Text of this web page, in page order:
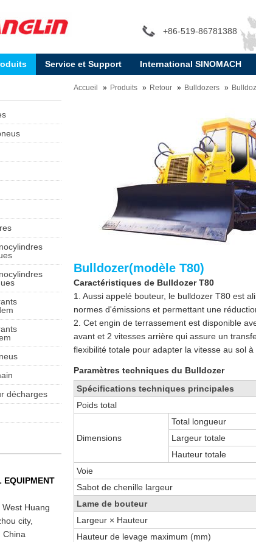
+86-519-86781388
Service et Support International SINOMACH
Accueil Produits Retour Bulldozers
Bulldozer(modèle T80)
Caractéristiques de Bulldozer T80
1. Aussi appelé bouteur, le bulldozer T80 est
normes d'émissions et permettant une
2. Cet engin de terrassement est disponible
avant et 2 vitesses arrière qui assure un
flexibilité totale pour adapter la vitesse au sol à
Paramètres techniques du Bulldozer
Spécifications techniques principales
Poids total
Dimensions
Total longueur
Largeur totale
Hauteur totale
Voie
Sabot de chenille largeur
Lame de bouteur
Largeur × Hauteur
Hauteur de levage maximum (mm)
décharges
EQUIPMENT
West Huang
city,
China